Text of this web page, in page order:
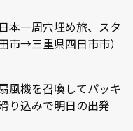
本一周穴埋め旅、スタ
市→三重県四日市市）
風機を召喚してパッキ
り込みで明日の出発